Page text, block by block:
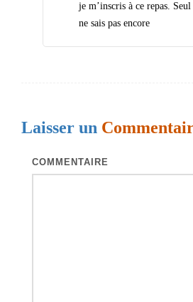
je m’inscris à ce repas.
ne sais pas encore
Laisser un
COMMENTAIRE